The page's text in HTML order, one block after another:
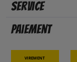
Service
Paiement
Virement